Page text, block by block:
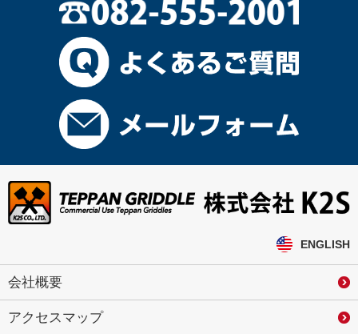
ENGLISH
会社概要
アクセスマップ